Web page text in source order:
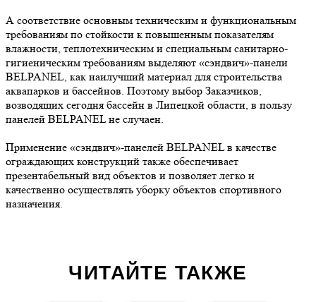
А соответствие основным техническим и функциональным
требованиям по стойкости к повышенным показателям
влажности, теплотехническим и специальным санитарно-
гигиеническим требованиям выделяют «сэндвич»-панели
BELPANEL, как наилучший материал для строительства
аквапарков и бассейнов. Поэтому выбор Заказчиков,
возводящих сегодня бассейн в Липецкой области, в пользу
панелей BELPANEL не случаен.
Применение «сэндвич»-панелей BELPANEL в качестве
ограждающих конструкций также обеспечивает
презентабельный вид объектов и позволяет легко и
качественно осуществлять уборку объектов спортивного
назначения.
ЧИТАЙТЕ ТАКЖЕ